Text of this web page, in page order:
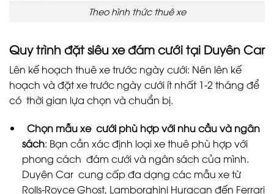
Theo hình thức thuê xe
Quy trình đặt siêu xe đám cưới tại Duyên Car
Lên kế hoạch thuê xe trước ngày cưới: Nên lên kế
hoạch và đặt xe trước ngày cưới ít nhất 1-2 tháng để
có thời gian lựa chọn và chuẩn bị.
Chọn mẫu xe cưới phù hợp với nhu cầu và ngân
sách: Bạn cần xác định loại xe thuê phù hợp với
phong cách đám cưới và ngân sách của mình.
Duyên Car cung cấp đa dạng các mẫu xe từ
Rolls-Royce Ghost, Lamborghini Huracan đến Ferrari